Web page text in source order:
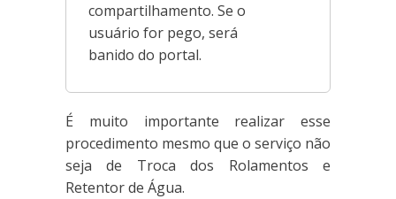
compartilhamento. Se o
usuário for pego, será
banido do portal.
É muito importante realizar esse
procedimento mesmo que o serviço não
seja de Troca dos Rolamentos e
Retentor de Água.